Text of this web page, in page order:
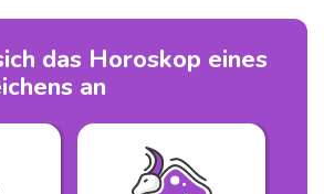
das Horoskop eines
an